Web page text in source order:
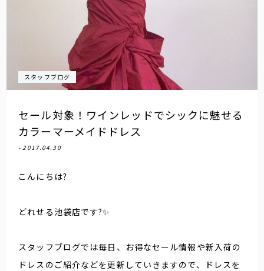
スタッフブログ
セール対象！ワインレッドでシックに魅せる
カラーマーメイドドレス
- 2017.04.30
こんにちは?
どれせる池袋店です?✨
スタッフブログでは毎日、お得なセール情報や新入荷の
ドレスのご紹介などを更新していきますので、ドレスを